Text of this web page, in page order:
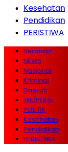
Kesehatan
Pendidikan
PERISTIWA
Beranda
NEWS
Nasional
Kriminal
Daerah
TNI/POLRI
POLITIK
Kesehatan
Pendidikan
PERISTIWA